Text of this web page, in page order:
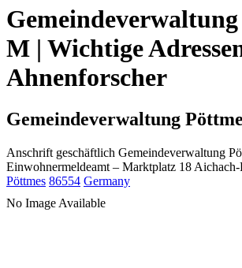
M | Wichtige
Ahnenforscher
Gemeindeverwaltung
Anschrift geschäftlich Gemeindeverwaltung
Einwohnermeldeamt – Marktplatz 18 Aichach-
Pöttmes 86554 Germany
No Image Available